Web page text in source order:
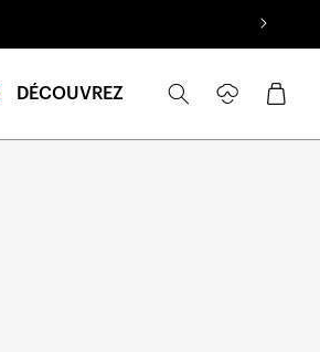
DÉCOUVREZ
connecter
Panier